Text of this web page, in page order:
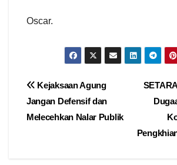
Oscar.
Navigasi
pos
Kejaksaan Agung
Jangan Defensif dan
Melecehkan Nalar Publik